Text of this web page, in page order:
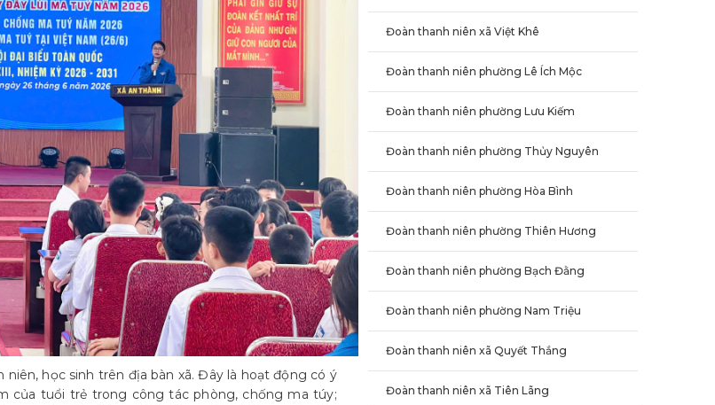
học sinh trên địa bàn xã. Đây là hoạt động có ý
của tuổi trẻ trong công tác phòng, chống ma túy;
Đoàn thanh niên xã Việt Khê
Đoàn thanh niên phường Lê Ích Mộc
Đoàn thanh niên phường Lưu Kiếm
Đoàn thanh niên phường Thủy Nguyên
Đoàn thanh niên phường Hòa Bình
Đoàn thanh niên phường Thiên Hương
Đoàn thanh niên phường Bạch Đằng
Đoàn thanh niên phường Nam Triệu
Đoàn thanh niên xã Quyết Thắng
Đoàn thanh niên xã Tiên Lãng